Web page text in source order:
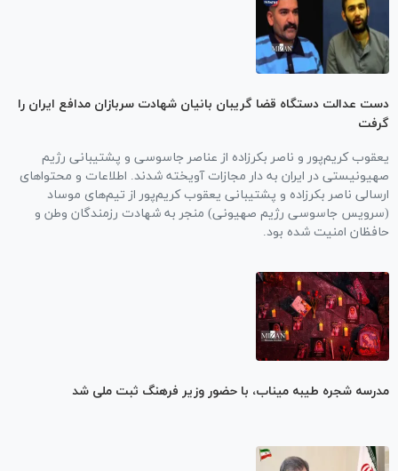
دست عدالت دستگاه قضا گریبان بانیان شهادت سربازان مدافع ایران را
گرفت
یعقوب کریم‌پور و ناصر بکرزاده از عناصر جاسوسی و پشتیبانی رژیم
صهیونیستی در ایران به دار مجازات آویخته شدند. اطلاعات و محتوا‌های
ارسالی ناصر بکرزاده و پشتیبانی یعقوب کریم‌پور از تیم‌های موساد
(سرویس جاسوسی رژیم صهیونی) منجر به شهادت رزمندگان وطن و
حافظان امنیت شده بود.
مدرسه شجره طیبه میناب، با حضور وزیر فرهنگ ثبت ملی شد